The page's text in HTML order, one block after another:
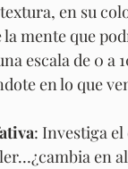
en su
la mente que
escala de 0
en lo que
: Investiga
en